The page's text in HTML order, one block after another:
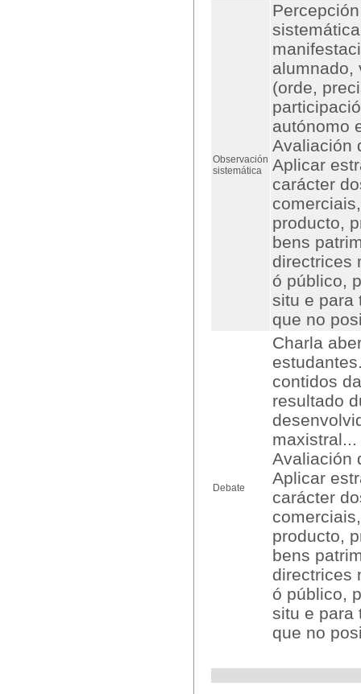
Observación
sistemática
alumnado,
(orde,
autónomo
Avaliación
Aplicar
carácter
producto,
bens
directrices
ó público,
situ e para
que no
Debate
Charla
contidos
resultado
maxistral...
Avaliación
Aplicar
carácter
producto,
bens
directrices
ó público,
situ e para
que no